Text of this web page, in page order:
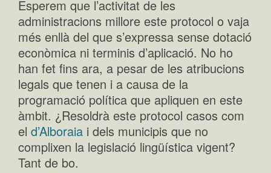
Esperem que l’activitat de les
administracions millore este protocol o vaja
més enllà del que s’expressa sense dotació
econòmica ni terminis d’aplicació. No ho
han fet fins ara, a pesar de les atribucions
legals que tenen i a causa de la
programació política que apliquen en este
àmbit. ¿Resoldrà este protocol casos com
el d’Alboraia i dels municipis que no
complixen la legislació lingüística vigent?
Tant de bo.